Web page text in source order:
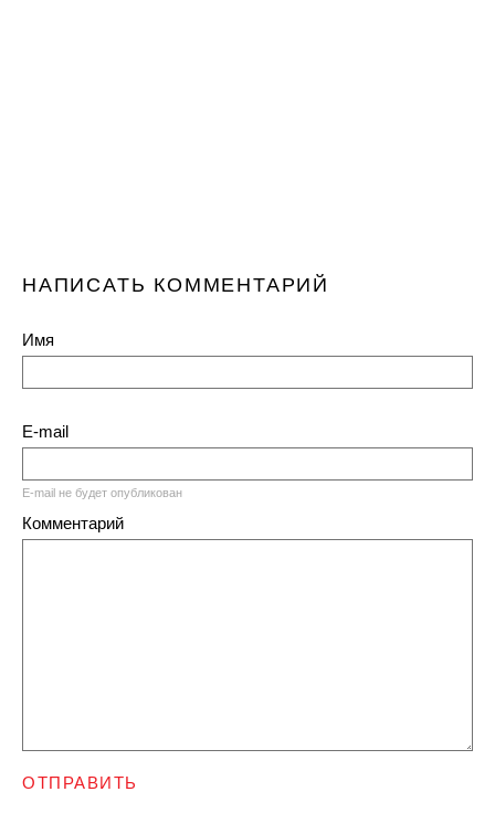
НАПИСАТЬ КОММЕНТАРИЙ
Имя
E-mail
E-mail не будет опубликован
Комментарий
ОТПРАВИТЬ